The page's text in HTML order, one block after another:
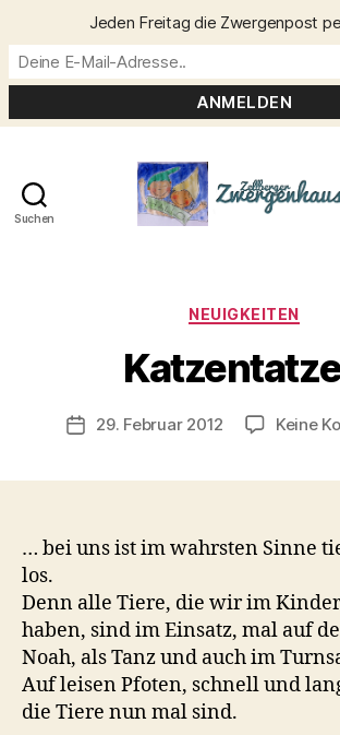
Suchen
Kategorien
NEUIGKEITEN
V
n
C
h
ri
t
Veröffentlichungsdatum
29. Februar 2012 Keine
… bei uns ist im wahrsten Sinne
los.
Denn alle Tiere, die wir im
haben, sind im Einsatz, mal auf
Noah, als Tanz und auch im
Auf leisen Pfoten, schnell und
die Tiere nun mal sind.
Jeden Freitag die Zwergenpost